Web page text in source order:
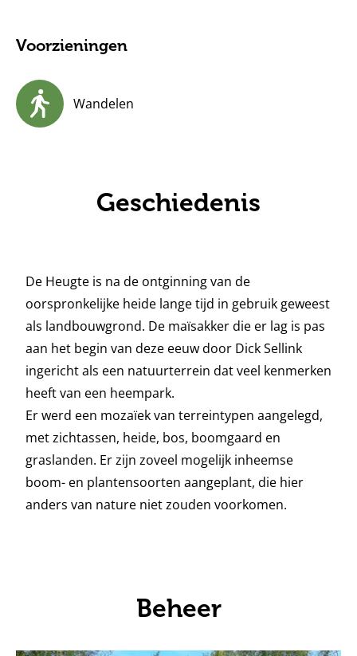
Voorzieningen
Wandelen
Geschiedenis
De Heugte is na de ontginning van de
oorspronkelijke heide lange tijd in gebruik geweest
als landbouwgrond. De maïsakker die er lag is pas
aan het begin van deze eeuw door Dick Sellink
ingericht als een natuurterrein dat veel kenmerken
heeft van een heempark.
Er werd een mozaïek van terreintypen aangelegd,
met zichtassen, heide, bos, boomgaard en
graslanden. Er zijn zoveel mogelijk inheemse
boom- en plantensoorten aangeplant, die hier
anders van nature niet zouden voorkomen.
Beheer